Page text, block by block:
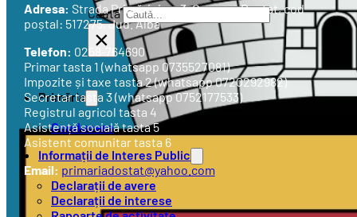
Caută
×
Primăria
Conducere
Informații de Interes Public
Declarații de avere
Declarații de interese
Adresa: StradaPrimăriei nr. 3, Comuna Doștat, cod
poștal: 517275, Jud. Alba
Telefon: 0258-764690
Primar tasta 1 (whatsapp 0735527081)
Impozite și taxe tasta 2 (whatsapp 0720292982)
Secretar tasta 3 (whatsapp 0752177533)
Registrul agricol tasta 4
Asistență socială tasta 5
Asistent comunitar tasta 6
Email: primariadostat@yahoo.com